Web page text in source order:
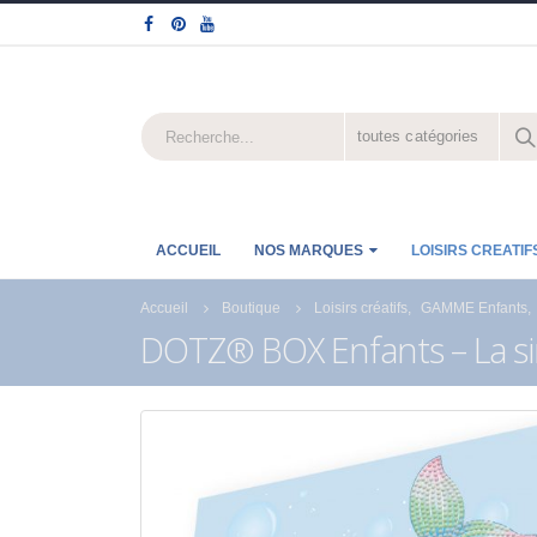
toutes catégories
ACCUEIL NOS MARQUES LOISIRS
Accueil Boutique Loisirs créatifs GAMME Enfants
DOTZ® BOX Enfants – La